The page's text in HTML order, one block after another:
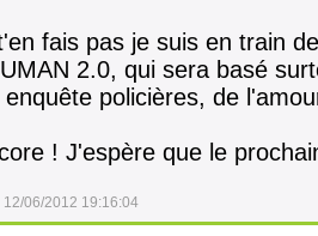
fais pas je suis en train
2.0, qui sera basé
enquête policières, de
! J'espère que le
12/06/2012 19:16:04